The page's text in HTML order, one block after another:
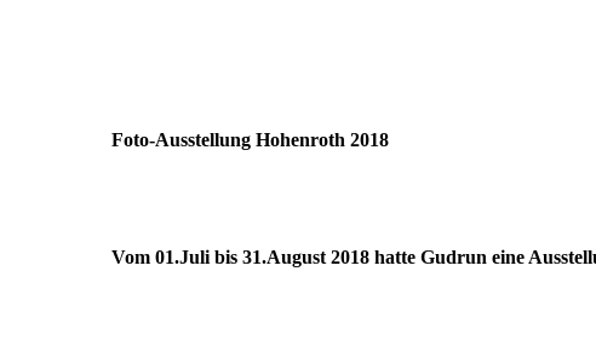
Foto-Ausstellung Hohenroth 2018
Vom 01.Juli bis 31.August 2018 hatte Gudrun eine